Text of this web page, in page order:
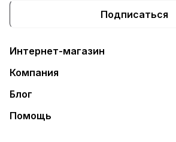
Подписаться
Интернет-магазин
Компания
Блог
Помощь